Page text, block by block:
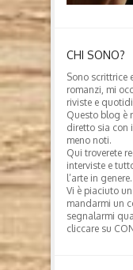
CHI SONO?
Sono scrittrice
romanzi, mi
riviste e
Questo blog è
diretto sia con
meno noti.
Qui troverete
interviste e
l’arte in genere.
Vi è piaciuto
mandarmi un
segnalarmi
cliccare su